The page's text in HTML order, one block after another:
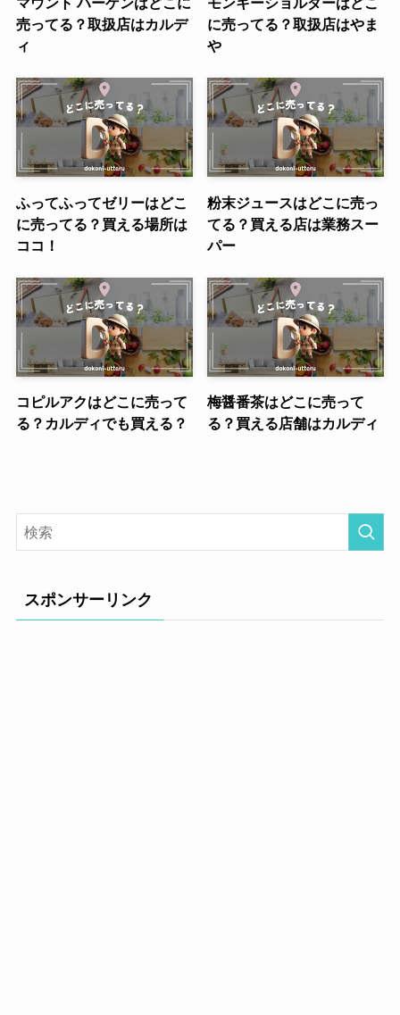
売ってる？取扱店はカルデ
ィ
に売ってる？取扱店はやま
や
ふってふってゼリーはどこ
に売ってる？買える場所は
ココ！
粉末ジュースはどこに売っ
てる？買える店は業務スー
パー
コピルアクはどこに売って
る？カルディでも買える？
梅醤番茶はどこに売って
る？買える店舗はカルディ
スポンサーリンク